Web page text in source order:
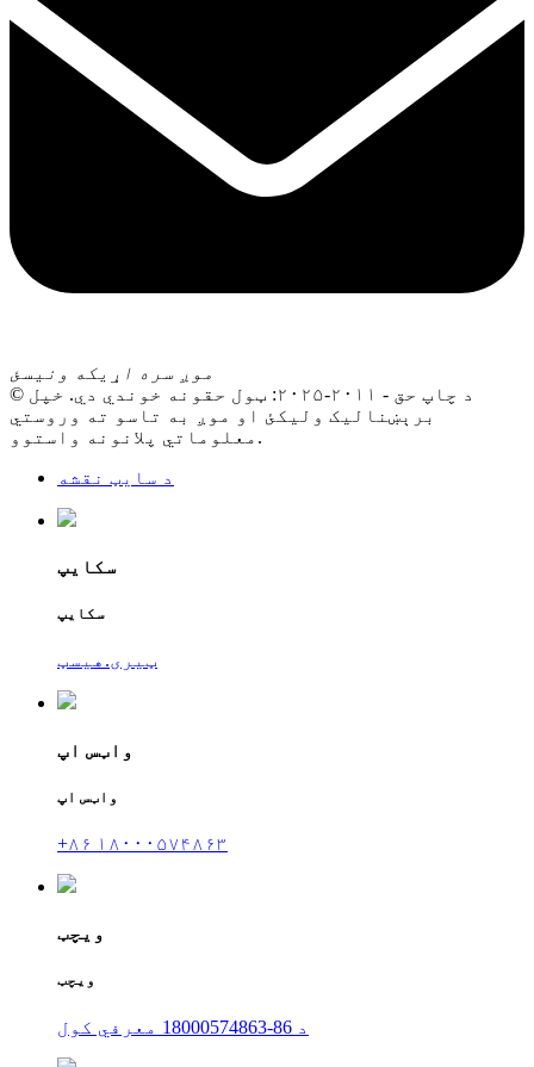
موږ سره اړیکه ونیسئ
© د چاپ حق - ۲۰۱۱-۲۰۲۵: ټول حقونه خوندي دي. خپل
برېښنالیک ولیکئ او موږ به تاسو ته وروستي
معلوماتي پلانونه واستوو.
د سایټ نقشه
سکایپ
سکایپ
ټیری.هیسټ
واټس اپ
واټس اپ
+۸۶ ۱۸۰۰۰۵۷۴۸۶۳
ویچټ
ویچټ
د 86-18000574863 معرفي کول